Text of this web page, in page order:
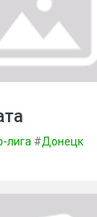
лига #Донецк